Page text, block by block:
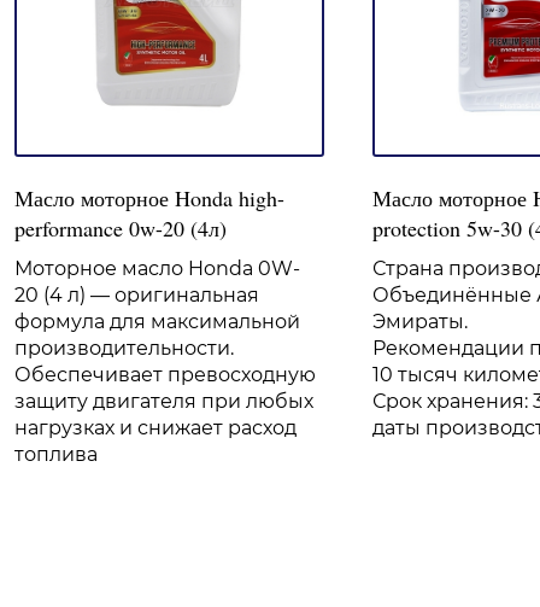
Масло моторное Honda high-
performance 0w-20 (4л)
Моторное масло Honda 0W-
20 (4 л) — оригинальная
формула для максимальной
производительности.
Обеспечивает превосходную
защиту двигателя при любых
нагрузках и снижает расход
топлива
Масло моторное
protection 5w-30
Страна
Объединённые
Эмираты.
Рекомендации
10 тысяч
Срок хранения:
даты